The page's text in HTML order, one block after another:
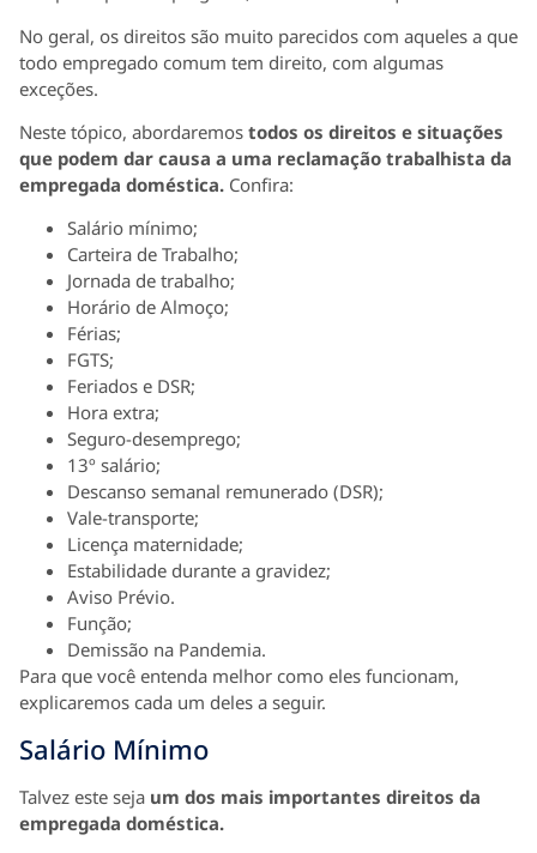
No geral, os direitos são muito parecidos com aqueles a que
todo empregado comum tem direito, com algumas
exceções.
Neste tópico, abordaremos todos os direitos e situações
que podem dar causa a uma reclamação trabalhista da
empregada doméstica. Confira:
Salário mínimo;
Carteira de Trabalho;
Jornada de trabalho;
Horário de Almoço;
Férias;
FGTS;
Feriados e DSR;
Hora extra;
Seguro-desemprego;
13º salário;
Descanso semanal remunerado (DSR);
Vale-transporte;
Licença maternidade;
Estabilidade durante a gravidez;
Aviso Prévio.
Função;
Demissão na Pandemia.
Para que você entenda melhor como eles funcionam,
explicaremos cada um deles a seguir.
Salário Mínimo
Talvez este seja um dos mais importantes direitos da
empregada doméstica.